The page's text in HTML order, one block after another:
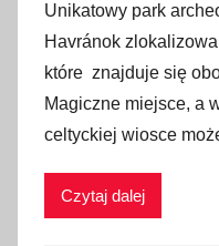
u
b
l
i
k
a
Unikatowy park
Havránok
które znajduje się
Magiczne miejsce, a
celtyckiej wiosce
Czytaj dalej